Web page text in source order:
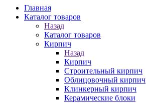
Главная
Каталог товаров
Назад
Каталог товаров
Кирпич
Назад
Кирпич
Строительный кирпич
Облицовочный кирпич
Клинкерный кирпич
Керамические блоки